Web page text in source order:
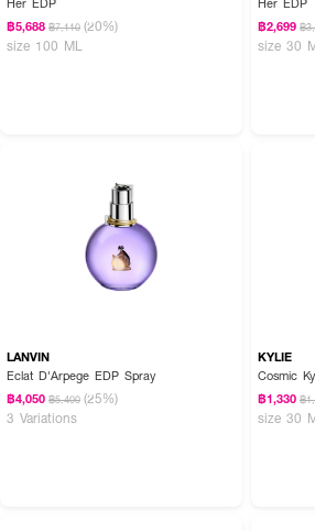
฿5,688 ฿7,110 (20%)
size 100 ML
฿2,699 ฿
size 30
LANVIN
Eclat D'Arpege EDP Spray
฿4,050 ฿5,400 (25%)
3 Variations
KYLIE
Cosmic
฿1,330 ฿
size 30